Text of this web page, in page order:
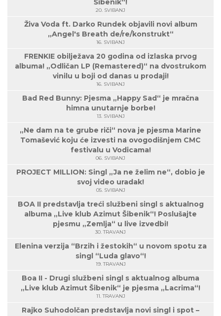
Šibenik“!
20. SVIBANJ
Živa Voda ft. Darko Rundek objavili novi album
„Angel's Breath de/re/konstrukt“
16. SVIBANJ
FRENKIE obilježava 20 godina od izlaska prvog
albuma! „Odličan LP (Remastered)“ na dvostrukom
vinilu u boji od danas u prodaji!
16. SVIBANJ
Bad Red Bunny: Pjesma „Happy Sad“ je mračna
himna unutarnje borbe!
13. SVIBANJ
„Ne dam na te grube riči“ nova je pjesma Marine
Tomašević koju će izvesti na ovogodišnjem CMC
festivalu u Vodicama!
06. SVIBANJ
PROJECT MILLION: Singl „Ja ne želim ne“, dobio je
svoj video uradak!
05. SVIBANJ
BOA II predstavlja treći službeni singl s aktualnog
albuma „Live klub Azimut Šibenik“! Poslušajte
pjesmu „Zemlja“ u live izvedbi!
30. TRAVANJ
Elenina verzija “Brzih i žestokih“ u novom spotu za
singl “Luda glavo“!
19. TRAVANJ
Boa II - Drugi službeni singl s aktualnog albuma
„Live klub Azimut Šibenik“ je pjesma „Lacrima“!
11. TRAVANJ
Rajko Suhodolčan predstavlja novi singl i spot –